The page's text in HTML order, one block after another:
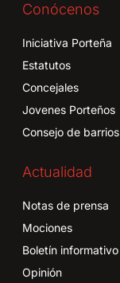
Conócenos
Iniciativa Porteña
Estatutos
Concejales
Jovenes Porteños
Consejo de barrios
Actualidad
Notas de prensa
Mociones
Boletín informativo
Opinión